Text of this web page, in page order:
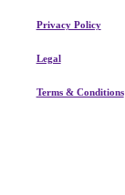
Privacy Policy
Legal
Terms & Conditions